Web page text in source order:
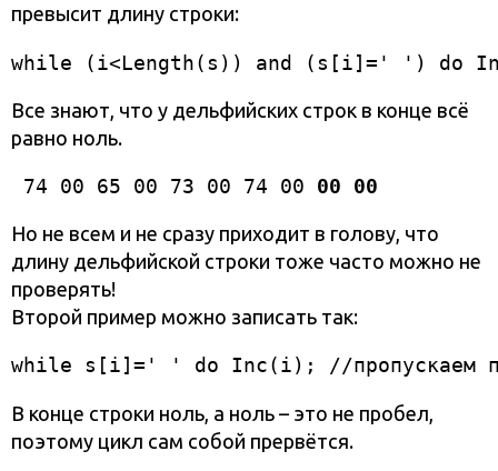
превысит длину строки:
while (i<Length(s)) and (s[i]=' ') do
Все знают, что у дельфийских строк в конце всё
равно ноль.
74 00 65 00 73 00 74 00 00 00
Но не всем и не сразу приходит в голову, что
длину дельфийской строки тоже часто можно не
проверять!
Второй пример можно записать так:
while s[i]=' ' do Inc(i); //пропускаем
В конце строки ноль, а ноль – это не пробел,
поэтому цикл сам собой прервётся.